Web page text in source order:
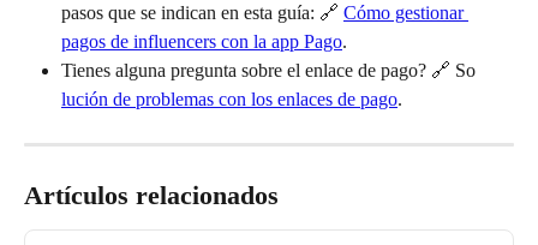
pasos que se indican en esta guía: 🔗 Cómo gestionar
pagos de influencers con la app Pago.
Tienes alguna pregunta sobre el enlace de pago? 🔗 So
lución de problemas con los enlaces de pago.
Artículos relacionados